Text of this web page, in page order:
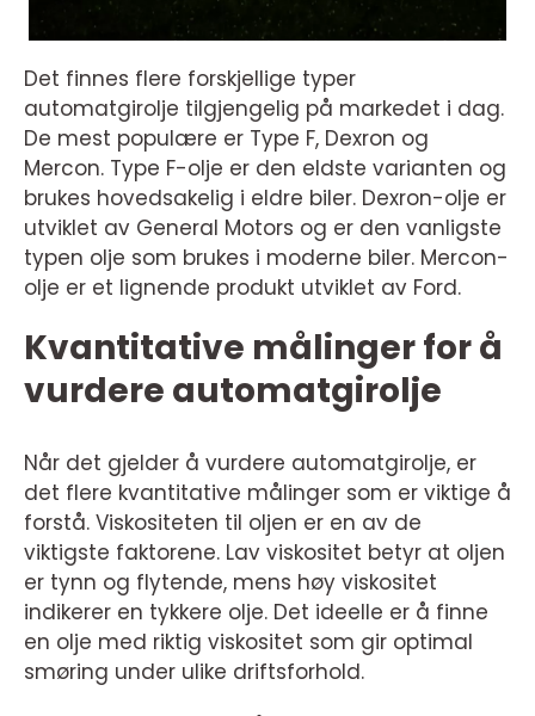
Det finnes flere forskjellige typer
automatgirolje tilgjengelig på markedet i dag.
De mest populære er Type F, Dexron og
Mercon. Type F-olje er den eldste varianten og
brukes hovedsakelig i eldre biler. Dexron-olje er
utviklet av General Motors og er den vanligste
typen olje som brukes i moderne biler. Mercon-
olje er et lignende produkt utviklet av Ford.
Kvantitative målinger for å
vurdere automatgirolje
Når det gjelder å vurdere automatgirolje, er
det flere kvantitative målinger som er viktige å
forstå. Viskositeten til oljen er en av de
viktigste faktorene. Lav viskositet betyr at oljen
er tynn og flytende, mens høy viskositet
indikerer en tykkere olje. Det ideelle er å finne
en olje med riktig viskositet som gir optimal
smøring under ulike driftsforhold.